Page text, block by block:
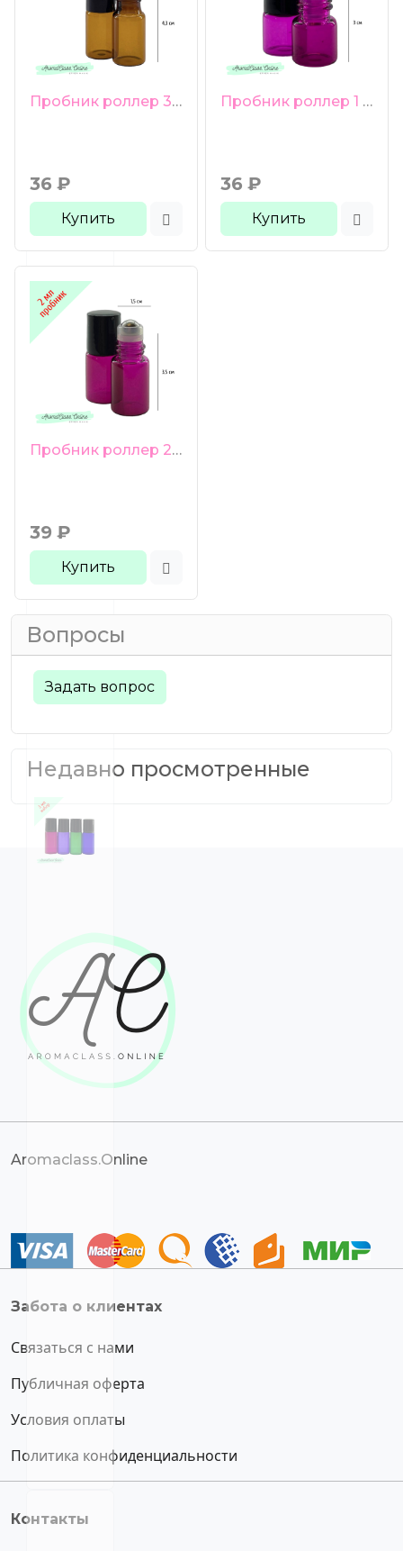
Пробник роллер 3 мл коричневое стекло черная гладкая крышка
36 ₽
Купить
Пробник роллер 1 мл малиновое стекло черная гладкая крышка
36 ₽
Купить
Пробник роллер 2 мл малиновое стекло черная гладкая крышка
39 ₽
Купить
Вопросы
Задать вопрос
Недавно просмотренные
Aromaclass.Online
Забота о клиентах
Связаться с нами
Публичная оферта
Условия оплаты
Политика конфиденциальности
Контакты